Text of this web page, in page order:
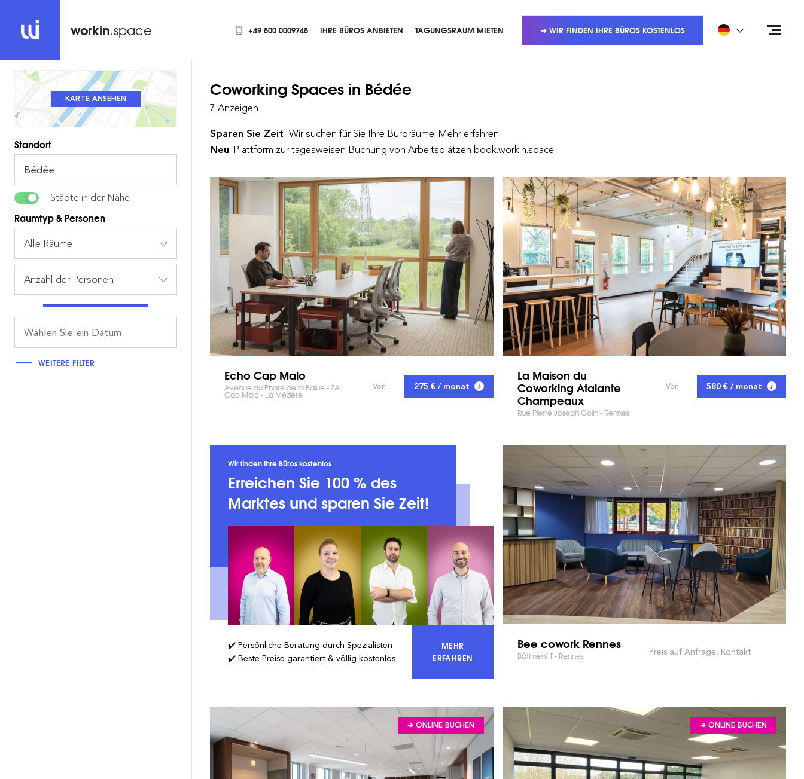
workin.space +49 800 0009748 IHRE BÜROS ANBIETEN TAGUNGSRAUM MIETEN ➜ WIR FINDEN IHRE BÜROS KOSTENLOS
LISTE ANSEHEN
KARTE ANSEHEN
Standort
Städte in der Nähe
Raumtyp & Personen
Alle Räume
Anzahl der Personen
WEITERE FILTER
Coworking Spaces in Bédée
7 Anzeigen
Sparen Sie Zeit! Wir suchen für Sie Ihre Büroräume: Mehr erfahren
Neu: Plattform zur tagesweisen Buchung von Arbeitsplätzen book.workin.space
Echo Cap Malo
Avenue du Phare de la Balue - ZA
Cap Malo - La Mézière
Von 275 € / monat
La Maison du
Coworking Atalante
Champeaux
Rue Pierre Joseph Colin - Rennes
Von 580 € / monat
Wir finden Ihre Büros kostenlos
Erreichen Sie 100 % des
Marktes und sparen Sie Zeit!
✔️ Persönliche Beratung durch Spezialisten
✔️ Beste Preise garantiert & völlig kostenlos
MEHR
ERFAHRENERREICHEN SIE 100 % DES MARKTES UND SPAREN SIE ZEIT!
Bee cowork Rennes
Bâtiment T - Rennes Preis auf Anfrage, Kontakt
➔ ONLINE BUCHEN ➔ ONLINE BUCHEN